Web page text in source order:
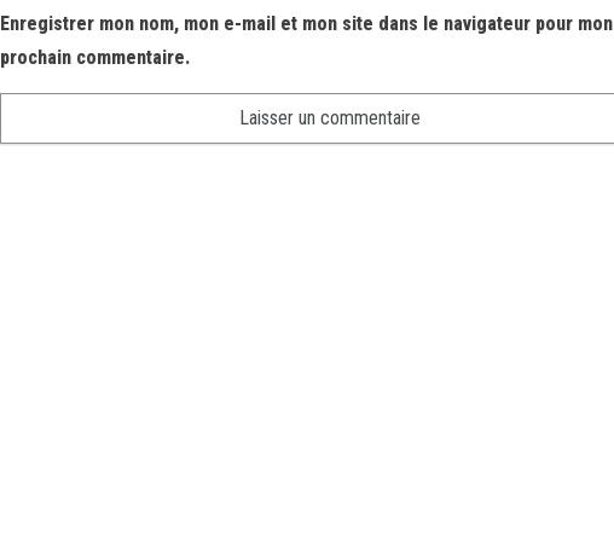
Enregistrer mon nom, mon e-mail et mon site dans le navigateur pour mon
prochain commentaire.